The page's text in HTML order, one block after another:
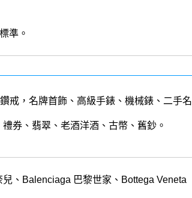
準。
戒，名牌首飾、高級手錶、機械錶、二手名
券、翡翠、老酒洋酒、古幣、舊鈔。
、Balenciaga 巴黎世家、Bottega Veneta